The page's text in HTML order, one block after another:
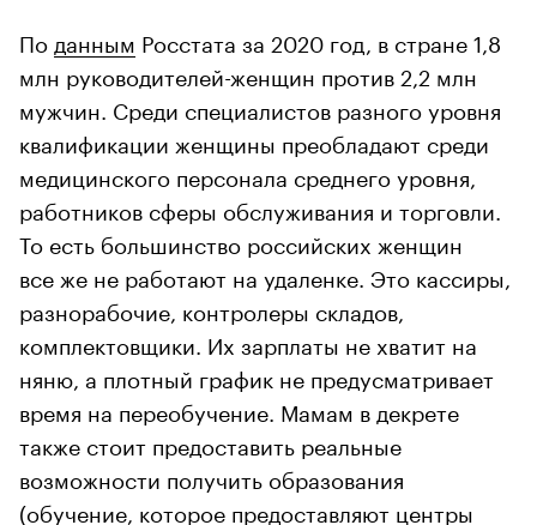
По данным Росстата за 2020 год, в стране 1,8
млн руководителей-женщин против 2,2 млн
мужчин. Среди специалистов разного уровня
квалификации женщины преобладают среди
медицинского персонала среднего уровня,
работников сферы обслуживания и торговли.
То есть большинство российских женщин
все же не работают на удаленке. Это кассиры,
разнорабочие, контролеры складов,
комплектовщики. Их зарплаты не хватит на
няню, а плотный график не предусматривает
время на переобучение. Мамам в декрете
также стоит предоставить реальные
возможности получить образования
(обучение, которое предоставляют центры